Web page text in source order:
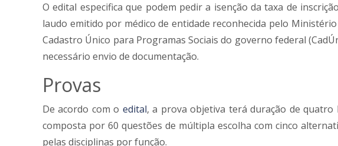
O edital especifica que podem pedir a isenção da taxa de
laudo emitido por médico de entidade reconhecida pelo
Cadastro Único para Programas Sociais do governo federal
necessário envio de documentação.
Provas
De acordo com o edital, a prova objetiva terá duração de
composta por 60 questões de múltipla escolha com cinco
pelas disciplinas por função.